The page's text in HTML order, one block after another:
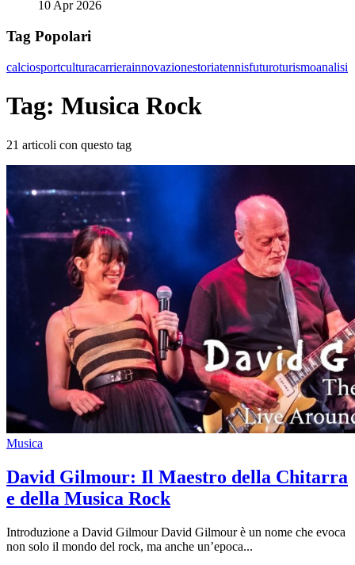
10 Apr 2026
Tag Popolari
calciosportculturacarrierainnovazionestoriatennisfuturoturismoanalisi
Tag: Musica Rock
21 articoli con questo tag
Musica
David Gilmour: Il Maestro della Chitarra
e della Musica Rock
Introduzione a David Gilmour David Gilmour è un nome che evoca
non solo il mondo del rock, ma anche un’epoca...